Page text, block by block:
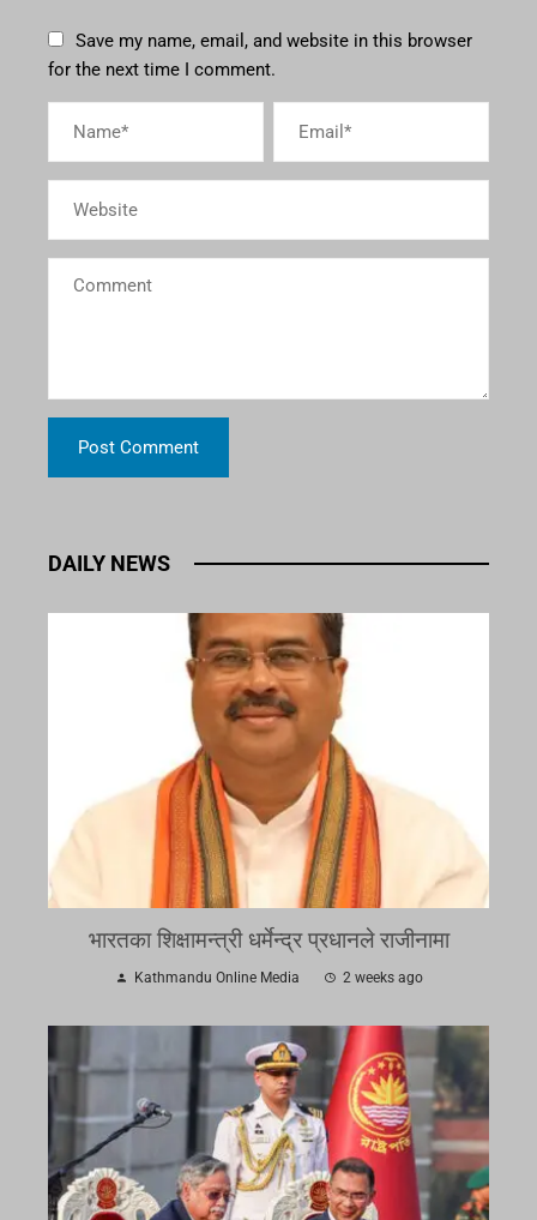
Save my name, email, and website in this browser
for the next time I comment.
DAILY NEWS
भारतका शिक्षामन्त्री धर्मेन्द्र प्रधानले राजीनामा
Kathmandu Online Media 2 weeks ago